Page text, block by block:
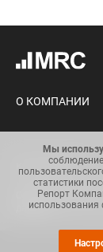
О КОМПАНИИ
Карта сайта
Общий регламент
данных
©
Мы
статистики
Репорт
использования